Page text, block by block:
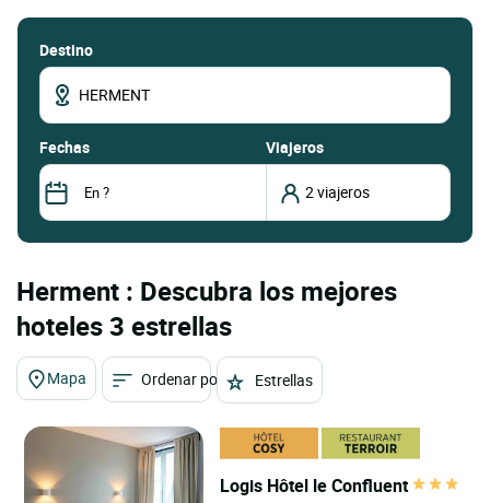
Destino
fechas Viajeros
Herment : Descubra los mejores
hoteles 3 estrellas
Mapa Ordenar por Estrellas
Logis Hôtel le Confluent